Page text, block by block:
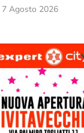
7 Agosto 2026